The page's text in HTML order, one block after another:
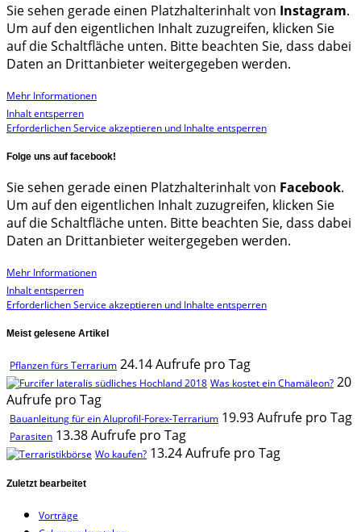
Sie sehen gerade einen Platzhalterinhalt von Instagram.
Um auf den eigentlichen Inhalt zuzugreifen, klicken Sie
auf die Schaltfläche unten. Bitte beachten Sie, dass dabei
Daten an Drittanbieter weitergegeben werden.
Mehr Informationen
Inhalt entsperren
Erforderlichen Service akzeptieren und Inhalte entsperren
Folge uns auf facebook!
Sie sehen gerade einen Platzhalterinhalt von Facebook.
Um auf den eigentlichen Inhalt zuzugreifen, klicken Sie
auf die Schaltfläche unten. Bitte beachten Sie, dass dabei
Daten an Drittanbieter weitergegeben werden.
Mehr Informationen
Inhalt entsperren
Erforderlichen Service akzeptieren und Inhalte entsperren
Meist gelesene Artikel
Pflanzen fürs Terrarium 24.14 Aufrufe pro Tag
Was kostet ein Chamäleon? 20
Aufrufe pro Tag
Bauanleitung für ein Aluprofil-Forex-Terrarium 19.93 Aufrufe pro Tag
Parasiten 13.38 Aufrufe pro Tag
Wo kaufen? 13.24 Aufrufe pro Tag
Zuletzt bearbeitet
Vorträge